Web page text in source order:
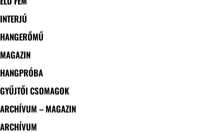
INTERJÚ
HANGERŐMŰ
MAGAZIN
HANGPRÓBA
GYŰJTŐI CSOMAGOK
ARCHÍVUM – MAGAZIN
ARCHÍVUM